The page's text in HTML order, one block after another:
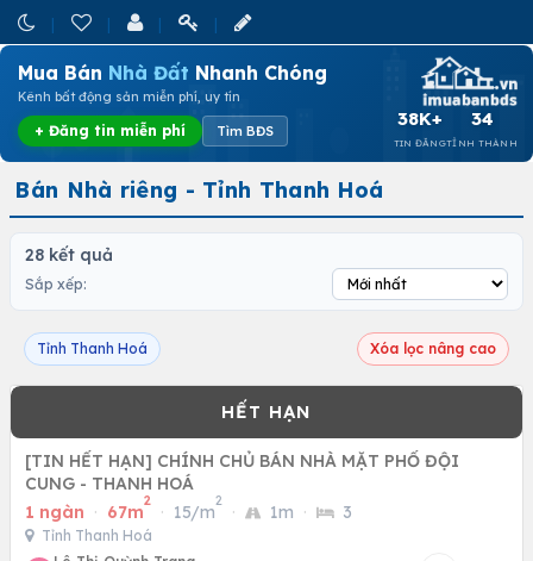
Mua Bán Nhà Đất Nhanh Chóng
Kênh bất động sản miễn phí, uy tín
+ Đăng tin miễn phí Tìm BĐS
38K+
TIN ĐĂNG
34
TỈNH THÀNH
Bán Nhà riêng - Tỉnh Thanh Hoá
28 kết quả
Sắp xếp:
Tỉnh Thanh Hoá Xóa lọc nâng cao
[TIN HẾT HẠN] CHÍNH CHỦ BÁN NHÀ MẶT PHỐ ĐỘI
CUNG - THANH HOÁ
1 ngàn · 67m
2
· 15/m
2
· 1m · 3
Tỉnh Thanh Hoá